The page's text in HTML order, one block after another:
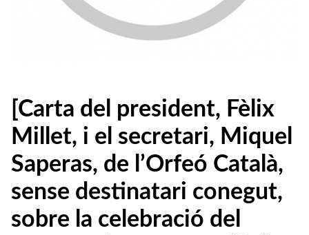
[Carta del president, Fèlix
Millet, i el secretari, Miquel
Saperas, de l’Orfeó Català,
sense destinatari conegut,
sobre la celebració del